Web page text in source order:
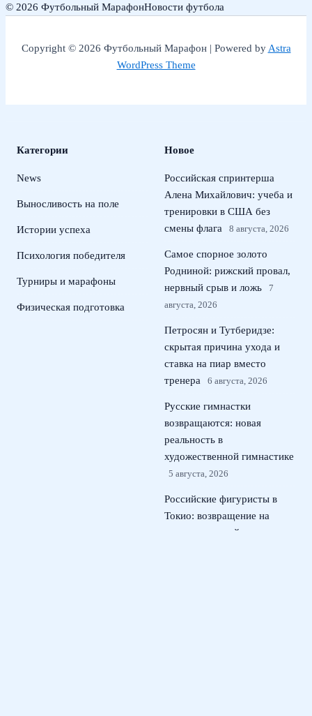
© 2026 Футбольный МарафонНовости футбола
Copyright © 2026 Футбольный Марафон | Powered byAstra
WordPress Theme
Категории
News
Выносливость на поле
Истории успеха
Психология победителя
Турниры и марафоны
Физическая подготовка
Новое
Российская спринтерша
Алена Михайлович: учеба и
тренировки в США без
смены флага
8 августа, 2026
Самое спорное золото
Родниной: рижский провал,
нервный срыв и ложь
7
августа, 2026
Петросян и Тутберидзе:
скрытая причина ухода и
ставка на пиар вместо
тренера
6 августа, 2026
Русские гимнастки
возвращаются: новая
реальность в
художественной гимнастике
5 августа, 2026
Российские фигуристы в
Токио: возвращение на
международный лед